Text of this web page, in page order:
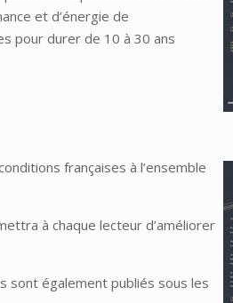
et d’énergie de
pour durer de 10 à 30 ans
françaises à l’ensemble
à chaque lecteur d’améliorer
sont également publiés sous les